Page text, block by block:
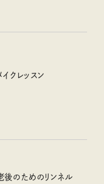
クレッスン
後のためのリンネル